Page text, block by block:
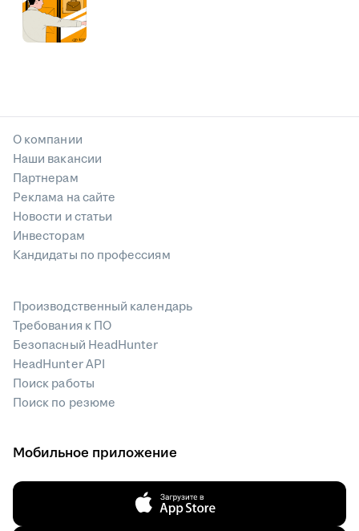
О компании
Наши вакансии
Партнерам
Реклама на сайте
Новости и статьи
Инвесторам
Кандидаты по профессиям
Производственный календарь
Требования к ПО
Безопасный HeadHunter
HeadHunter API
Поиск работы
Поиск по резюме
Мобильное приложение